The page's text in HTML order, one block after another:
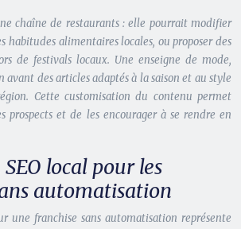
chaîne de restaurants : elle pourrait modifier
habitudes alimentaires locales, ou proposer des
de festivals locaux. Une enseigne de mode,
des articles adaptés à la saison et au style
Cette customisation du contenu permet
prospects et de les encourager à se rendre en
local pour les
automatisation
une franchise sans automatisation représente